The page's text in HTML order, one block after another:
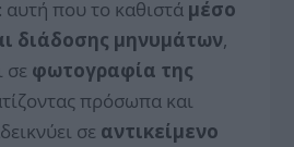
: αυτή που το καθιστά μέσο
διάδοσης μηνυμάτων,
σε φωτογραφία της
πρόσωπα και
σε αντικείμενο